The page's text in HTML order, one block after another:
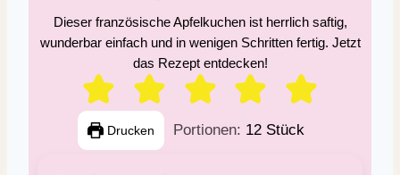
Dieser französische Apfelkuchen ist herrlich saftig,
wunderbar einfach und in wenigen Schritten fertig. Jetzt
das Rezept entdecken!
Drucken Portionen: 12 Stück